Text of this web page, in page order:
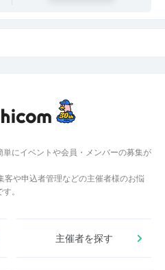
単にイベントや会員・メンバーの募集が
客や申込者管理などの主催者様のお悩
。
主催者を探す